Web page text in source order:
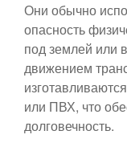
Они обычно
опасность
под землей или
движением
или ПВХ, что
долговечность.